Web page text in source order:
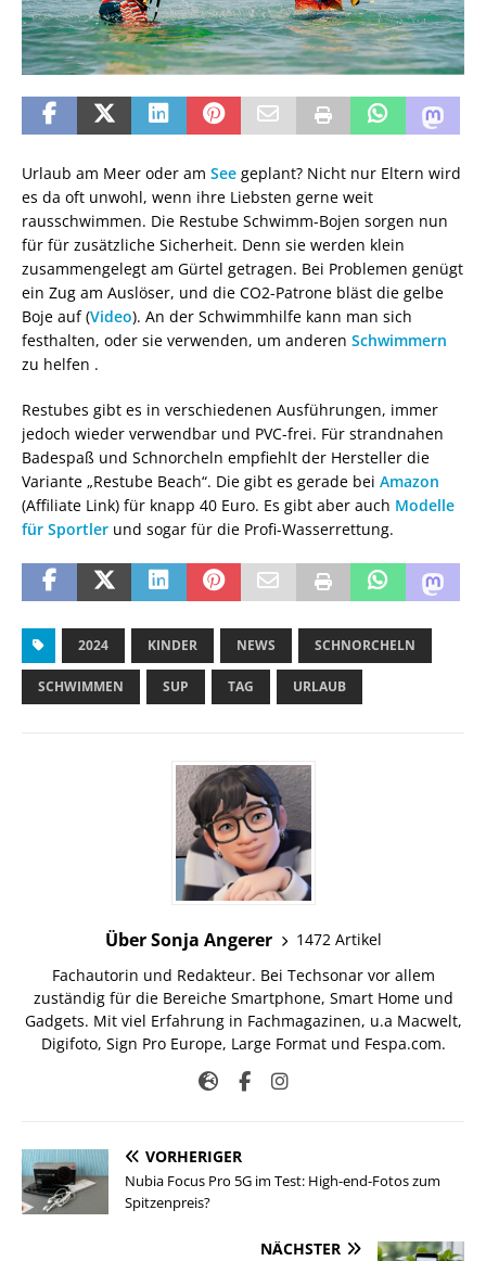
Urlaub am Meer oder am See geplant? Nicht nur Eltern wird
es da oft unwohl, wenn ihre Liebsten gerne weit
rausschwimmen. Die Restube Schwimm-Bojen sorgen nun
für für zusätzliche Sicherheit. Denn sie werden klein
zusammengelegt am Gürtel getragen. Bei Problemen genügt
ein Zug am Auslöser, und die CO2-Patrone bläst die gelbe
Boje auf (Video). An der Schwimmhilfe kann man sich
festhalten, oder sie verwenden, um anderen Schwimmern
zu helfen .
Restubes gibt es in verschiedenen Ausführungen, immer
jedoch wieder verwendbar und PVC-frei. Für strandnahen
Badespaß und Schnorcheln empfiehlt der Hersteller die
Variante „Restube Beach“. Die gibt es gerade bei Amazon
(Affiliate Link) für knapp 40 Euro. Es gibt aber auch Modelle
für Sportler und sogar für die Profi-Wasserrettung.
2024 KINDER NEWS SCHNORCHELN
SCHWIMMEN SUP TAG URLAUB
Über Sonja Angerer
1472 Artikel
Fachautorin und Redakteur. Bei Techsonar vor allem
zuständig für die Bereiche Smartphone, Smart Home und
Gadgets. Mit viel Erfahrung in Fachmagazinen, u.a Macwelt,
Digifoto, Sign Pro Europe, Large Format und Fespa.com.
VORHERIGER
Nubia Focus Pro 5G im Test: High-end-Fotos zum
Spitzenpreis?
NÄCHSTER